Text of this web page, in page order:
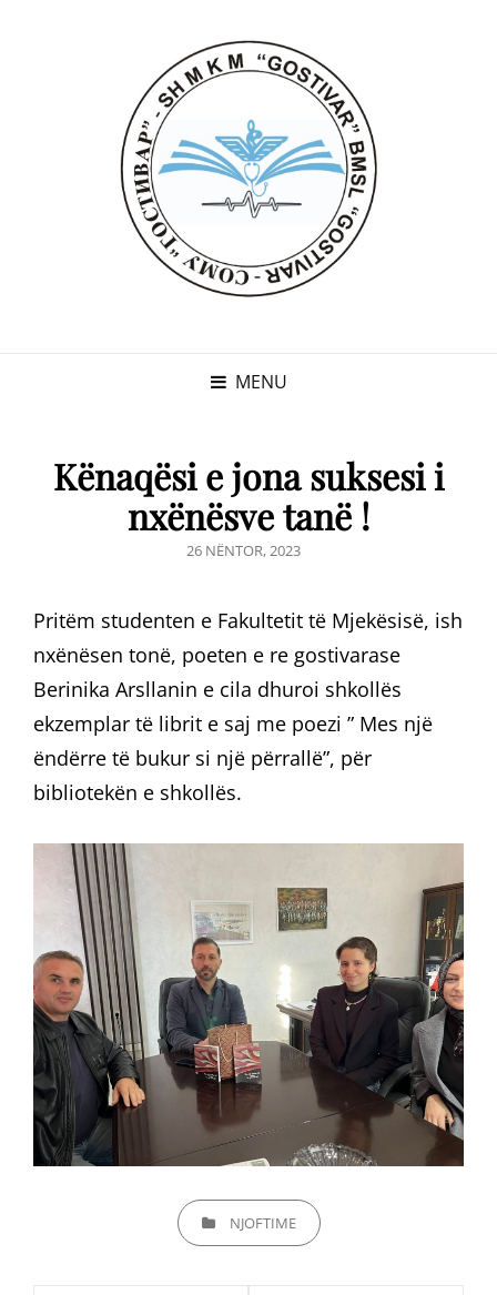
MENU
Kënaqësi e jona suksesi i
nxënësve tanë !
POSTED
26 NËNTOR, 2023
Pritëm studenten e Fakultetit të Mjekësisë, ish
nxënësen tonë, poeten e re gostivarase
Berinika Arsllanin e cila dhuroi shkollës
ekzemplar të librit e saj me poezi ” Mes një
ëndërre të bukur si një përrallë”, për
bibliotekën e shkollës.
CATEGORIESNJOFTIME